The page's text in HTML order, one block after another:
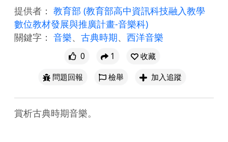
提供者： 教育部 (教育部高中資訊科技融入教學
數位教材發展與推廣計畫-音樂科)
關鍵字： 音樂、 古典時期、 西洋音樂
0 1
收藏
問題回報
檢舉 加入追蹤
賞析古典時期音樂。